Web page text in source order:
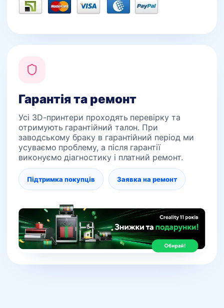
Гарантія та ремонт
Усі 3D-принтери проходять перевірку та
отримують гарантійний талон. При
заводському браку в гарантійний період ми
усуваємо проблему, а після гарантії
виконуємо діагностику і платний ремонт.
Підтримка покупців Заявка на ремонт